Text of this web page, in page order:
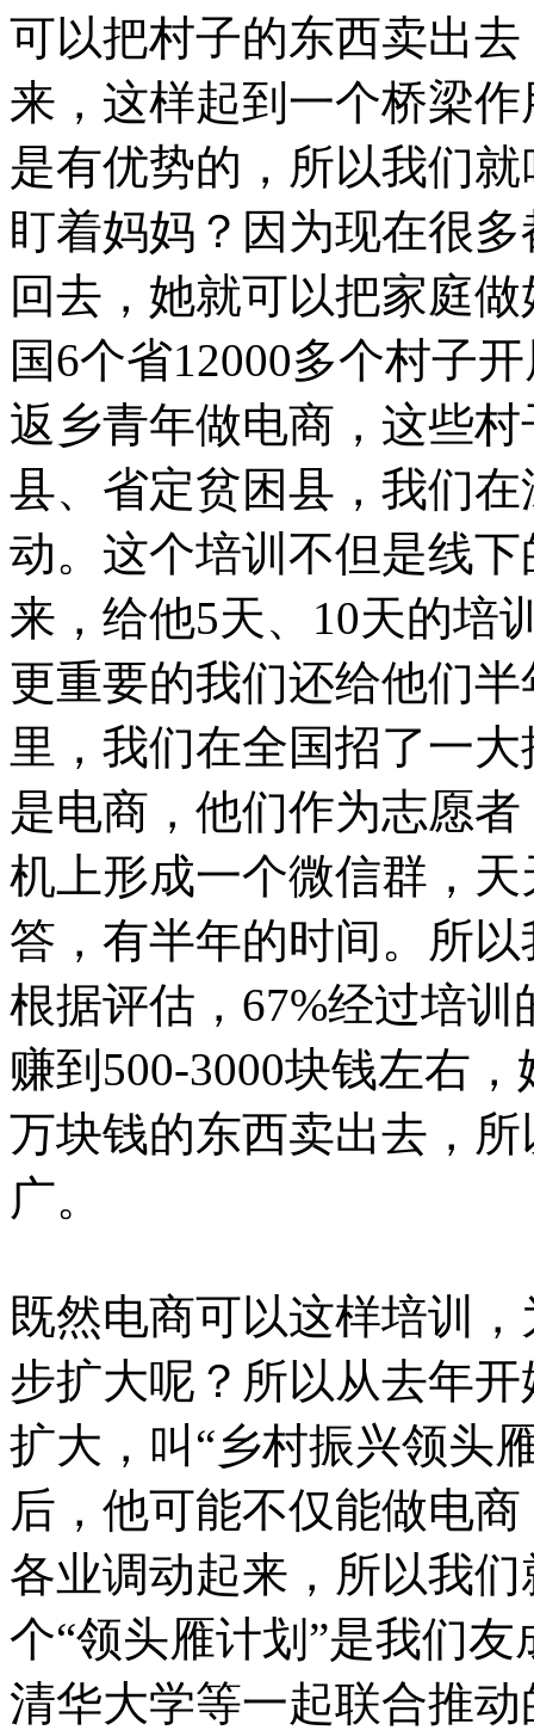
可以把村子的东西卖出
来，这样起到一个桥梁
是有优势的，所以我们
盯着妈妈？因为现在很
回去，她就可以把家庭
国6个省12000多个村子
返乡青年做电商，这些
县、省定贫困县，我们
动。这个培训不但是线
来，给他5天、10天的培
更重要的我们还给他们
里，我们在全国招了一
是电商，他们作为志愿
机上形成一个微信群，
答，有半年的时间。所
根据评估，67%经过培
赚到500-3000块钱左右
万块钱的东西卖出去，
广。
既然电商可以这样培训
步扩大呢？所以从去年
扩大，叫“乡村振兴领头
后，他可能不仅能做电
各业调动起来，所以我
个“领头雁计划”是我们
清华大学等一起联合推